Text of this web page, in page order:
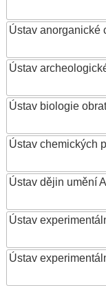
Ústav anorganické
Ústav
Ústav biologie
Ústav chemických
Ústav dějin umění
Ústav
Ústav